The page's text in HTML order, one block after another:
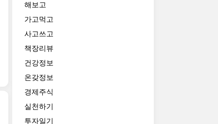
해보고
가고먹고
사고쓰고
책장리뷰
건강정보
온갖정보
경제주식
실천하기
투자일기